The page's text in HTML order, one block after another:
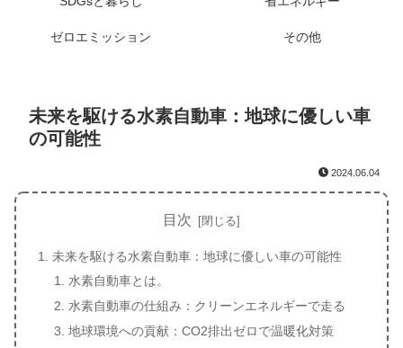
ゼロエミッション その他
未来を駆ける水素自動車：地球に優しい車
の可能性
2024.06.04
目次
未来を駆ける水素自動車：地球に優しい車の可能性
水素自動車とは。
水素自動車の仕組み：クリーンエネルギーで走る
地球環境への貢献：CO2排出ゼロで温暖化対策